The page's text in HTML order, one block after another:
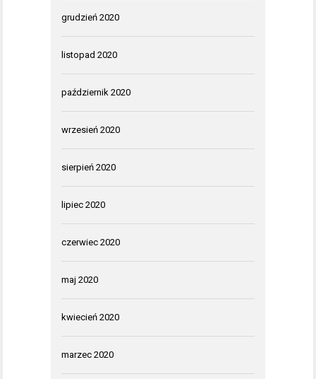
grudzień 2020
listopad 2020
październik 2020
wrzesień 2020
sierpień 2020
lipiec 2020
czerwiec 2020
maj 2020
kwiecień 2020
marzec 2020